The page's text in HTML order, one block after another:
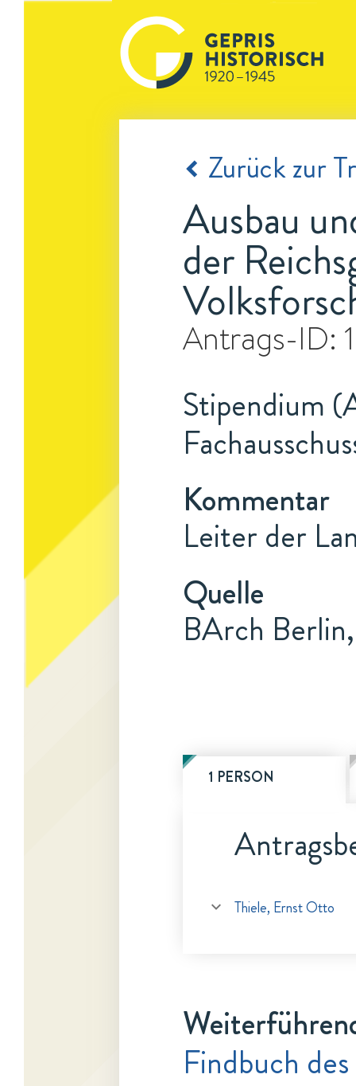
Zurück zur
Ausbau
der
Antrags-ID:
Stipendium
Kommentar
Leiter der
Quelle
BArch
1 PERSON
Thiele, Ernst Otto
Findbuch